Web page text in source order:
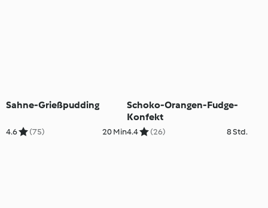
Sahne-Grießpudding
4.6 (75) 20 Min
Schoko-Orangen-Fudge-
Konfekt
4.4 (26) 8 Std.